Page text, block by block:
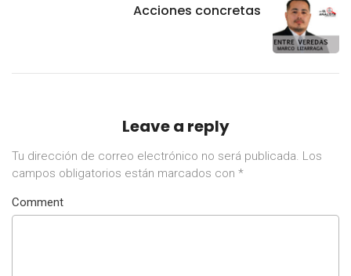
Acciones concretas
Leave a reply
Tu dirección de correo electrónico no será publicada. Los
campos obligatorios están marcados con *
Comment